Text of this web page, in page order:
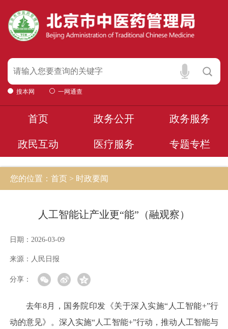
搜本网 一网通查
首页 政务公开 政务服务
政民互动 医疗服务 专题专栏
您的位置：首页 > 时政要闻
人工智能让产业更“能”（融观察）
日期： 2026-03-09
来源： 人民日报
分享：
去年8月，国务院印发《关于深入实施“人工智能+”行
动的意见》。深入实施“人工智能+”行动，推动人工智能与